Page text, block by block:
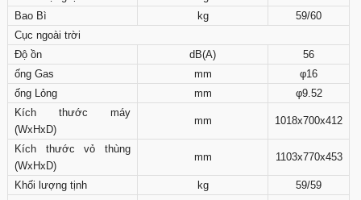
Bao Bì
kg
59/60
Cục ngoài trời
Độ ồn
dB(A)
56
ống Gas
mm
φ16
ống Lỏng
mm
φ9.52
Kích thước máy
(WxHxD)
mm 1018x700x412
Kích thước vỏ thùng
(WxHxD)
mm 1103x770x453
Khối lượng tịnh kg
59/59